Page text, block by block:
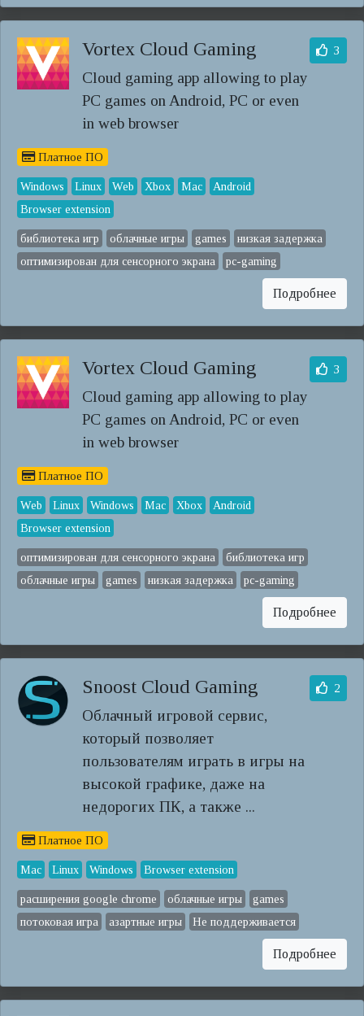
Vortex Cloud Gaming
Cloud gaming app allowing to play
PC games on Android, PC or even
in web browser
3
Платное ПО
Windows Linux Web Xbox Mac
Android
Browser extension
библиотека игр облачные игры games
низкая задержка
оптимизирован для сенсорного экрана
pc-gaming
Подробнее
Vortex Cloud Gaming
Cloud gaming app allowing to play
PC games on Android, PC or even
in web browser
3
Платное ПО
Web Linux Windows Mac Xbox
Android
Browser extension
оптимизирован для сенсорного экрана
библиотека игр
облачные игры
games низкая задержка pc-gaming
Подробнее
Snoost Cloud Gaming
Облачный игровой сервис,
который позволяет
пользователям играть в игры на
высокой графике, даже на
недорогих ПК, а также ...
2
Платное ПО
Mac Linux Windows Browser extension
расширения google chrome облачные игры
games
потоковая игра
азартные игры Не поддерживается
Подробнее